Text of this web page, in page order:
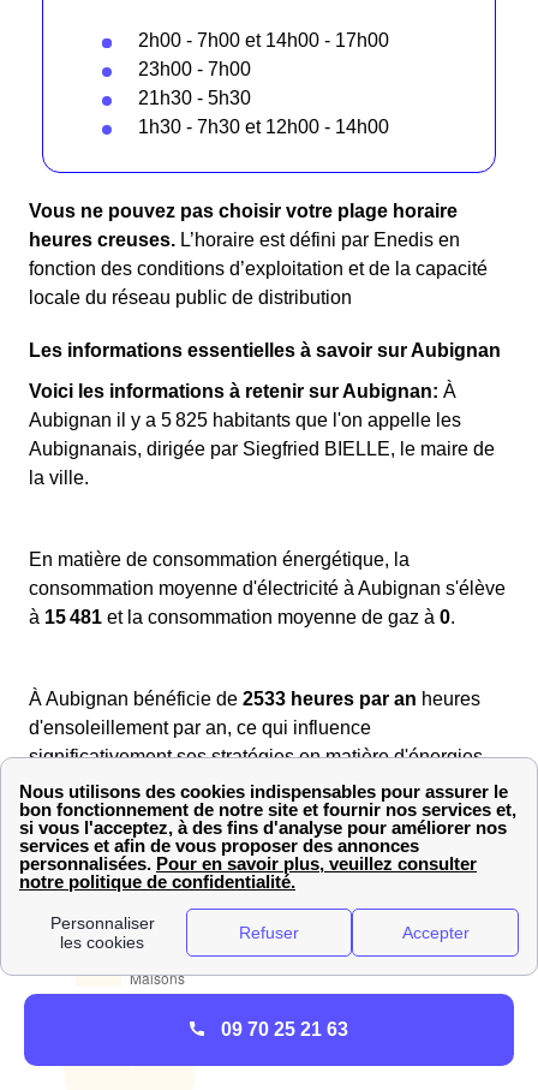
2h00 - 7h00 et 14h00 - 17h00
23h00 - 7h00
21h30 - 5h30
1h30 - 7h30 et 12h00 - 14h00
Vous ne pouvez pas choisir votre plage horaire
heures creuses. L’horaire est défini par Enedis en
fonction des conditions d’exploitation et de la capacité
locale du réseau public de distribution
Les informations essentielles à savoir sur Aubignan
Voici les informations à retenir sur Aubignan: À
Aubignan il y a 5 825 habitants que l'on appelle les
Aubignanais, dirigée par Siegfried BIELLE, le maire de
la ville.
En matière de consommation énergétique, la
consommation moyenne d'électricité à Aubignan s'élève
à 15 481 et la consommation moyenne de gaz à 0.
À Aubignan bénéficie de 2533 heures par an heures
d'ensoleillement par an, ce qui influence
significativement ses stratégies en matière d'énergies
renouvelables et de durabilité.
Nous vous avons illustré le rapport maison appart
d'Aubignan :
09 70 25 21 63